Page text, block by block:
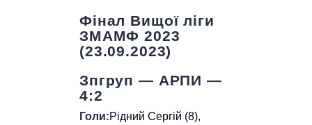
Фінал Вищої ліги
ЗМАМФ 2023
(23.09.2023)
Зпгруп — АРПИ —
4:2
Голи:Рідний Сергій (8),